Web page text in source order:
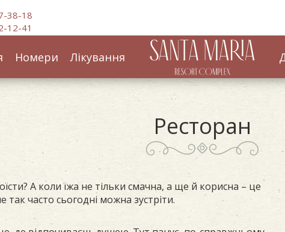
38-18
12-41
Номери Лікування
Ресторан
А коли їжа не тільки смачна, а ще й корисна – це
так часто сьогодні можна зустріти.